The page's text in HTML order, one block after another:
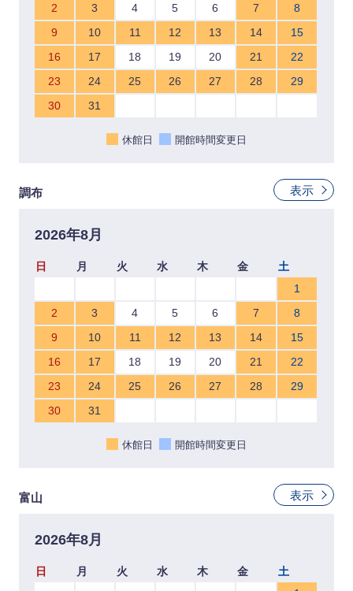
2
3 4 5 6 7
8
9
10 11 12 13 14
15
16
17 18 19 20 21
22
23
24 25 26 27 28
29
30
31
休館日 開館時間変更日
調布 表示
2026年8月
日 月 火 水 木 金
土
1
2
3 4 5 6 7
8
9
10 11 12 13 14
15
16
17 18 19 20 21
22
23
24 25 26 27 28
29
30
31
休館日 開館時間変更日
富山 表示
2026年8月
日 月 火 水 木 金
土